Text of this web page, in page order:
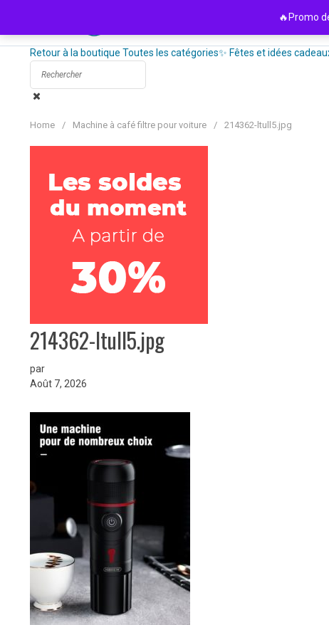
contenu
Retour à la boutique Toutes les catégories✨ Fêtes et idées
Home / Machine à café filtre pour voiture / 214362-ltull5.jpg
214362-ltull5.jpg
par
Août 7, 2026
🔥Promo